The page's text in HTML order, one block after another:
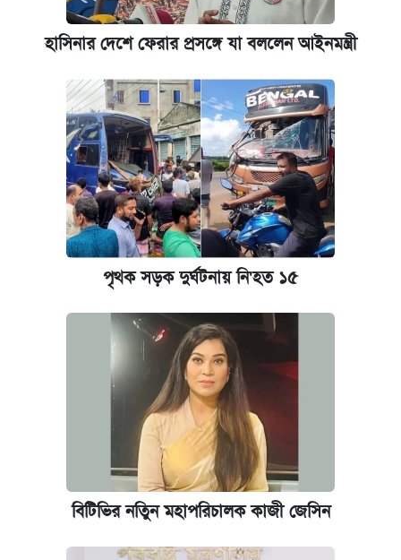
হাসিনার দেশে ফেরার প্রসঙ্গে যা বললেন আইনমন্ত্রী
পৃথক সড়ক দুর্ঘটনায় নি'হত ১৫
বিটিভির নতিুন মহাপরিচালক কাজী জেসিন